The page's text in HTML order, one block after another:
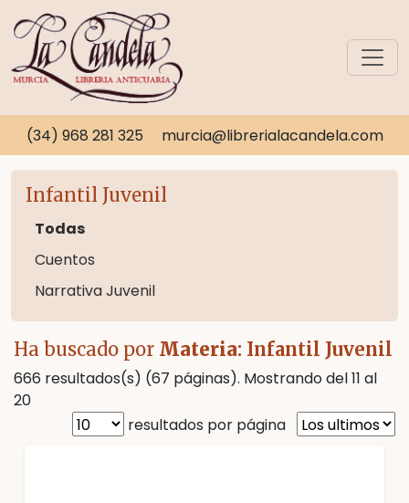
(34) 968 281 325 murcia@librerialacandela.com
Infantil Juvenil
Todas
Cuentos
Narrativa Juvenil
Ha buscado por Materia: Infantil Juvenil
666 resultados(s) (67 páginas). Mostrando del 11 al
20
resultados por página